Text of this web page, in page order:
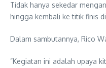
Tidak hanya sekedar
hingga kembali ke titik finis
Dalam sambutannya, Rico
​”Kegiatan ini adalah upaya